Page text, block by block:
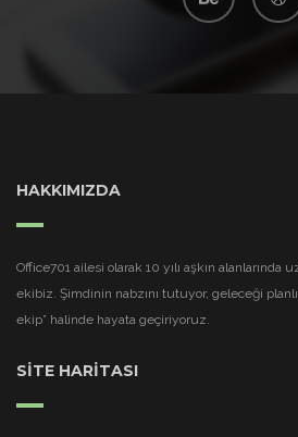
HAKKIMIZDA
Office701 ailesi olarak 10 yılı aşkın
ekibiz. Şimdinin nabzını tutuyor, geleceği
ekip” halinde hayata geçiriyoruz.
SİTE HARİTASI